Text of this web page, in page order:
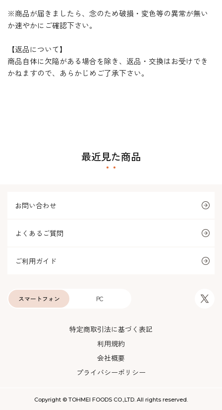
※商品が届きましたら、念のため破損・変色等の異常が無い
か速やかにご確認下さい。
【返品について】
商品自体に欠陥がある場合を除き、返品・交換はお受けでき
かねますので、あらかじめご了承下さい。
最近見た商品
お問い合わせ
よくあるご質問
ご利用ガイド
PC
スマートフォン
特定商取引法に基づく表記
利用規約
会社概要
プライバシーポリシー
Copyright © TOHMEI FOODS CO.,LTD. All rights reserved.